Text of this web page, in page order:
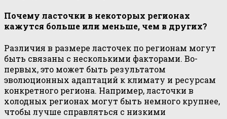
Почему ласточки в некоторых регионах
кажутся больше или меньше, чем в других?
Различия в размере ласточек по регионам могут
быть связаны с несколькими факторами. Во-
первых, это может быть результатом
эволюционных адаптаций к климату и ресурсам
конкретного региона. Например, ласточки в
холодных регионах могут быть немного крупнее,
чтобы лучше справляться с низкими